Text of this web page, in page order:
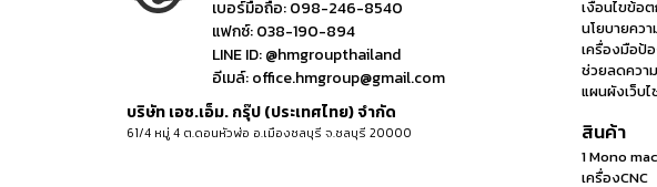
เบอร์มือถือ:098-246-8540
แฟกซ์:038-190-894
LINE ID:@hmgroupthailand
อีเมล์:office.hmgroup@gmail.com
บริษัท เอช.เอ็ม. กรุ๊ป (ประเทศไทย) จำกัด
61/4 หมู่ 4 ต.ดอนหัวฬ่อ อ.เมืองชลบุรี จ.ชลบุรี 20000
เงื่อนไขข้อ
นโยบายคว
เครื่องมือป้
ช่วยลดควา
แผนผังเว็บ
สินค้า
1 Mono
เครื่องCNC